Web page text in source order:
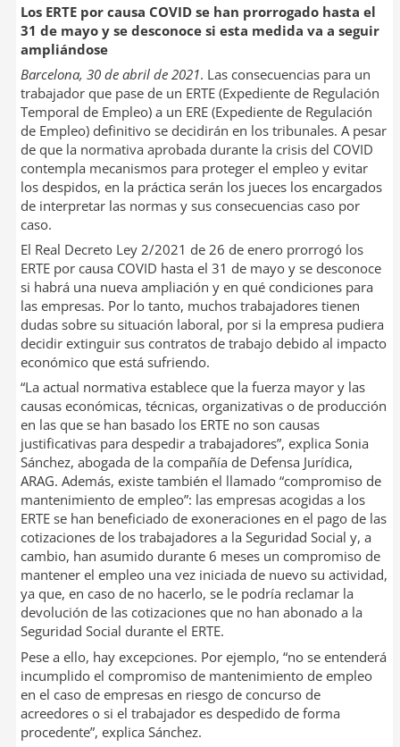
n
k
e
I
n
m
p
a
r
t
i
r
Los ERTE por causa COVID se han prorrogado hasta el
31 de mayo y se desconoce si esta medida va a seguir
ampliándose
Barcelona, 30 de abril de 2021. Las consecuencias para un
trabajador que pase de un ERTE (Expediente de Regulación
Temporal de Empleo) a un ERE (Expediente de Regulación
de Empleo) definitivo se decidirán en los tribunales. A pesar
de que la normativa aprobada durante la crisis del COVID
contempla mecanismos para proteger el empleo y evitar
los despidos, en la práctica serán los jueces los encargados
de interpretar las normas y sus consecuencias caso por
caso.
El Real Decreto Ley 2/2021 de 26 de enero prorrogó los
ERTE por causa COVID hasta el 31 de mayo y se desconoce
si habrá una nueva ampliación y en qué condiciones para
las empresas. Por lo tanto, muchos trabajadores tienen
dudas sobre su situación laboral, por si la empresa pudiera
decidir extinguir sus contratos de trabajo debido al impacto
económico que está sufriendo.
“La actual normativa establece que la fuerza mayor y las
causas económicas, técnicas, organizativas o de producción
en las que se han basado los ERTE no son causas
justificativas para despedir a trabajadores”, explica Sonia
Sánchez, abogada de la compañía de Defensa Jurídica,
ARAG. Además, existe también el llamado “compromiso de
mantenimiento de empleo”: las empresas acogidas a los
ERTE se han beneficiado de exoneraciones en el pago de las
cotizaciones de los trabajadores a la Seguridad Social y, a
cambio, han asumido durante 6 meses un compromiso de
mantener el empleo una vez iniciada de nuevo su actividad,
ya que, en caso de no hacerlo, se le podría reclamar la
devolución de las cotizaciones que no han abonado a la
Seguridad Social durante el ERTE.
Pese a ello, hay excepciones. Por ejemplo, “no se entenderá
incumplido el compromiso de mantenimiento de empleo
en el caso de empresas en riesgo de concurso de
acreedores o si el trabajador es despedido de forma
procedente”, explica Sánchez.